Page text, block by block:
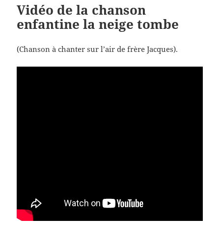
Vidéo de la chanson
enfantine la neige tombe
(Chanson à chanter sur l’air de frère Jacques).